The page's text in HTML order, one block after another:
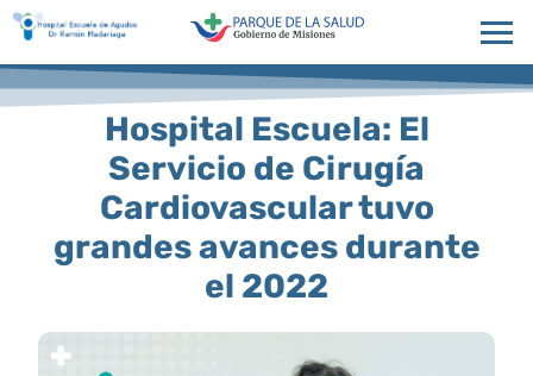
Hospital Escuela: El
Servicio de Cirugía
Cardiovascular tuvo
grandes avances durante
el 2022